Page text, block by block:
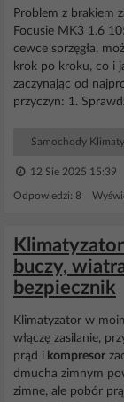
Problem z brakiem
Focusie MK3 1.6
cewce sprzęgła,
krok po kroku, co i
zaczynając od
przyczyn: 1.
Samochody
12 Sie 2025 15:39
Odpowiedzi: 8
buczy,
bezpiecznik
Klimatyzator w
włączę zasilanie,
prąd i kompresor
dmucha zimnym
zimne, ale pobór